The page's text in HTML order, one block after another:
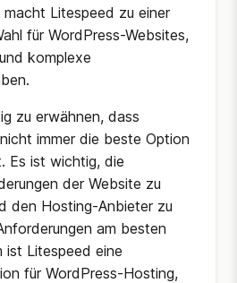
Litespeed zu einer
für WordPress-Websites,
komplexe
zu erwähnen, dass
immer die beste Option
Es ist wichtig, die
der Website zu
den Hosting-Anbieter zu
am besten
ist Litespeed eine
für WordPress-Hosting,